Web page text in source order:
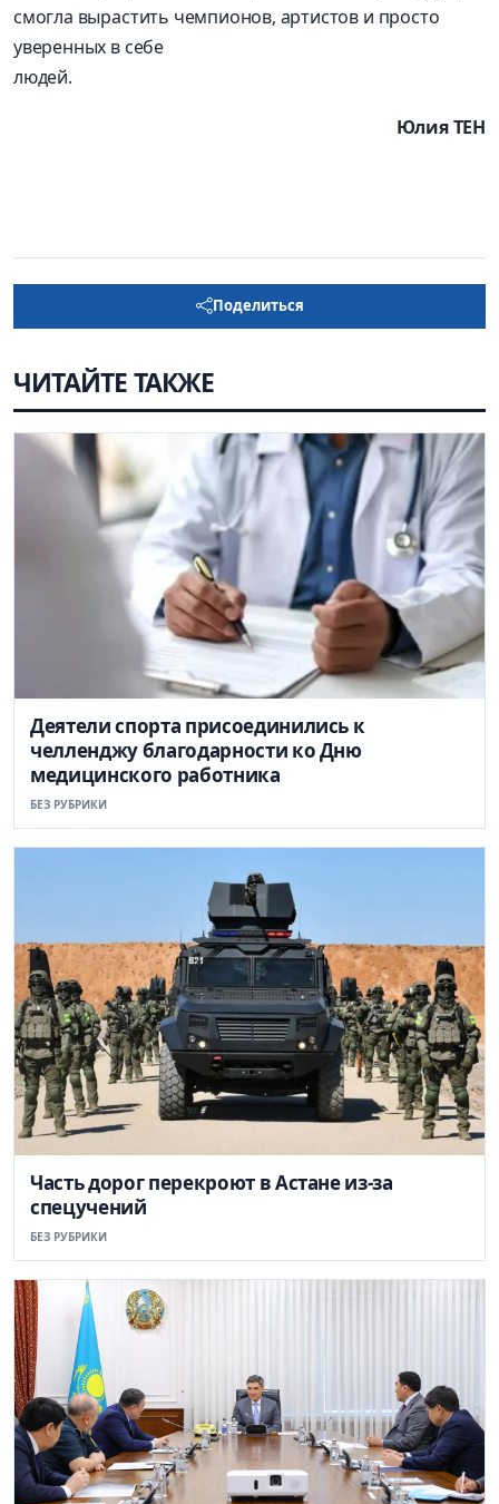
смогла вырастить чемпионов, артистов и просто
уверенных в себе
людей.
Юлия ТЕН
Поделиться
ЧИТАЙТЕ ТАКЖЕ
Деятели спорта присоединились к
челленджу благодарности ко Дню
медицинского работника
БЕЗ РУБРИКИ
Часть дорог перекроют в Астане из-за
спецучений
БЕЗ РУБРИКИ